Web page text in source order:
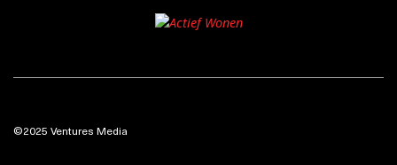
©2025 Ventures Media